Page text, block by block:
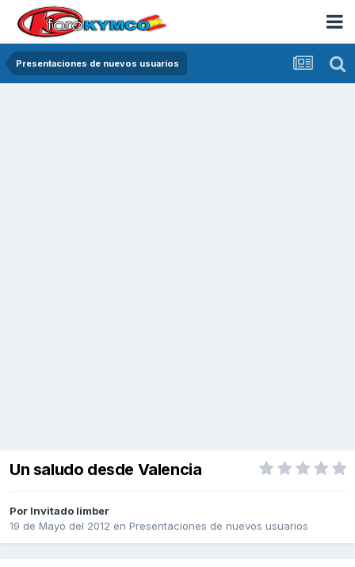
Presentaciones de nuevos usuarios
Un saludo desde Valencia
Por Invitado limber
19 de Mayo del 2012 en Presentaciones de nuevos usuarios